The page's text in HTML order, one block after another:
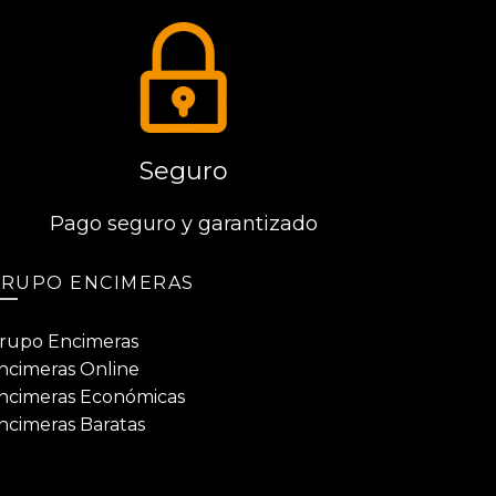
Seguro
Pago seguro y garantizado
ENCIMERAS
Encimeras
Online
Económicas
Baratas